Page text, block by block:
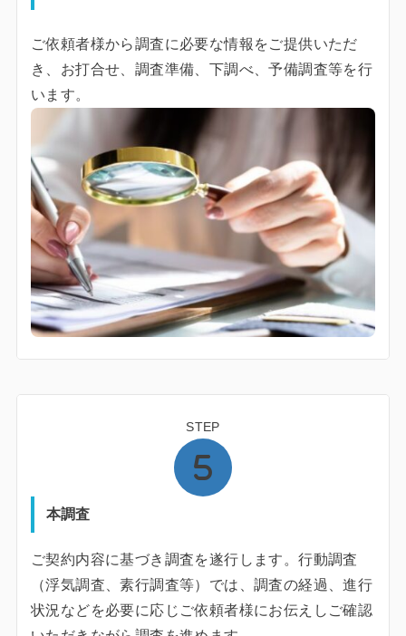
ご依頼者様から調査に必要な情報をご提供いただ
き、お打合せ、調査準備、下調べ、予備調査等を行
います。
STEP
本調査
ご契約内容に基づき調査を遂行します。行動調査
（浮気調査、素行調査等）では、調査の経過、進行
状況などを必要に応じご依頼者様にお伝えしご確認